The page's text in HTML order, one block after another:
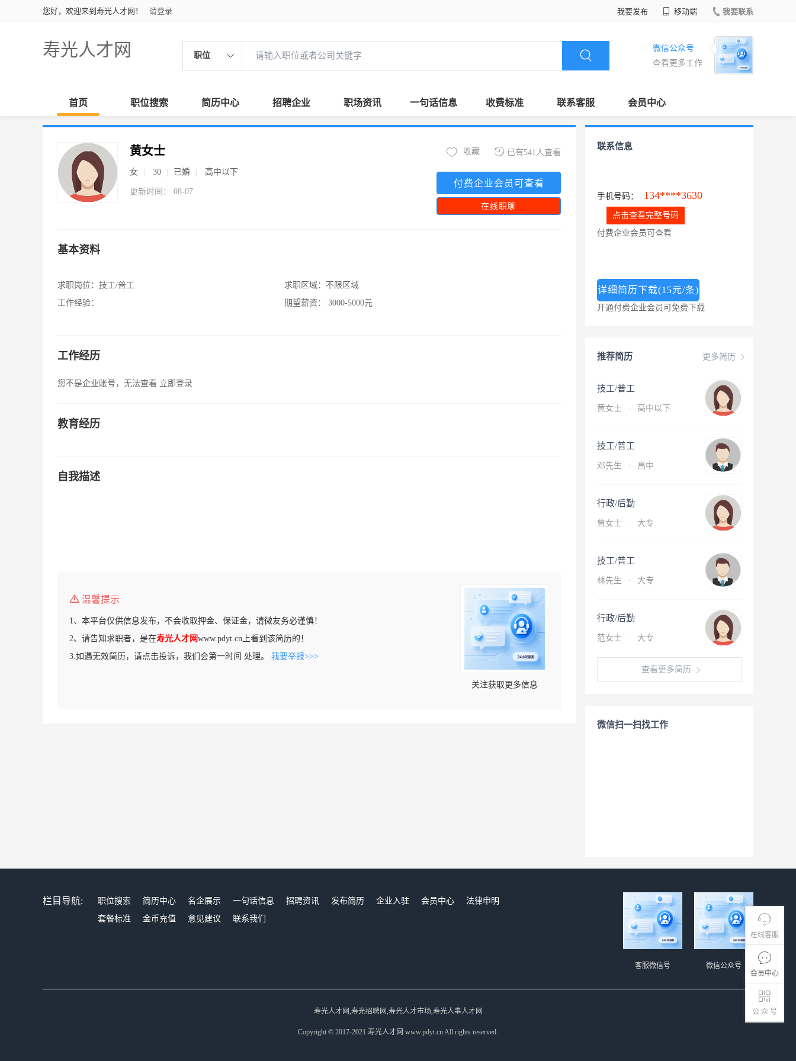
您好，欢迎来到寿光人才网！ 请登录 我要发布 移动端 我要联系
寿光人才网 职位
微信公众号
查看更多工作
首页 职位搜索 简历中心 招聘企业 职场资讯 一句话信息 收费标准 联系客服 会员中心
在线客服
会员中心
公 众 号
黄女士
女 30 已婚 高中以下
更新时间： 08-07
已有541人查看
收藏
付费企业会员可查看
在线职聊
基本资料
求职岗位： 技工/普工
工作经验：
求职区域： 不限区域
期望薪资：
3000-5000元
工作经历
您不是企业账号，无法查看 立即登录
教育经历
自我描述
温馨提示
1、本平台仅供信息发布，不会收取押金、保证金，请微友务必谨慎！
2、请告知求职者，是在寿光人才网www.pdyt.cn上看到该简历的！
3.如遇无效简历，请点击投诉，我们会第一时间 处理。 我要举报>>>
关注获取更多信息
联系信息
手机号码： 134****3630
点击查看完整号码
付费企业会员可查看
详细简历下载(15元/条)
开通付费企业会员可免费下载
更多简历
推荐简历
技工/普工
黄女士 · 高中以下
技工/普工
邓先生 · 高中
行政/后勤
曾女士 · 大专
技工/普工
林先生 · 大专
行政/后勤
范女士 · 大专
查看更多简历
微信扫一扫找工作
栏目导航: 职位搜索 简历中心 名企展示 一句话信息 招聘资讯 发布简历 企业入驻 会员中心
法律申明
套餐标准
金币充值 意见建议 联系我们
微信公众号
客服微信号
寿光人才网,寿光招聘网,寿光人才市场,寿光人事人才网
Copyright © 2017-2021 寿光人才网 www.pdyt.cn All rights reserved.